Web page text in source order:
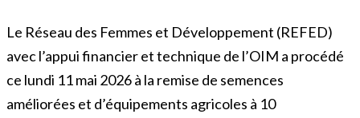
Le Réseau des Femmes et Développement (REFED)
avec l’appui financier et technique de l’OIM a procédé
ce lundi 11 mai 2026 à la remise de semences
améliorées et d’équipements agricoles à 10